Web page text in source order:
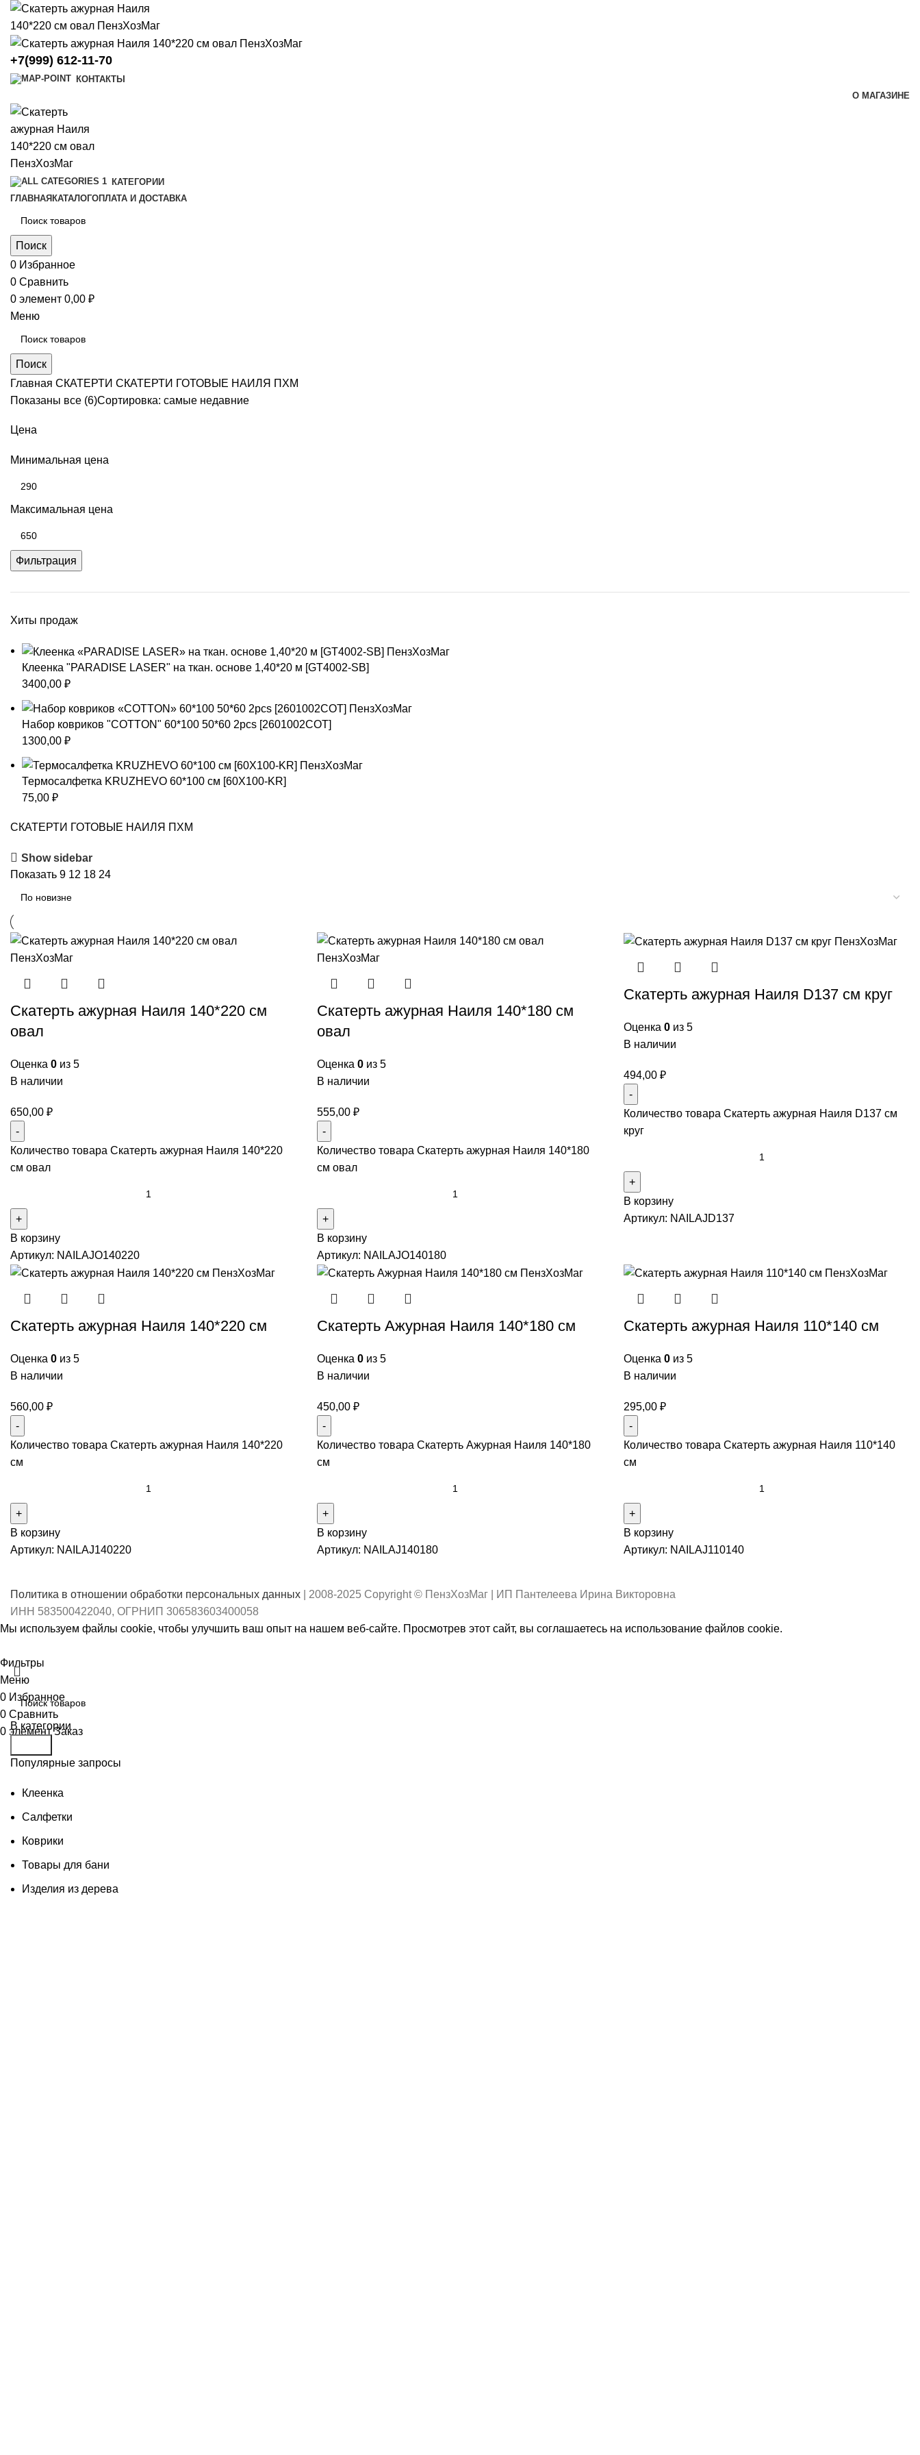
+7(999) 612-11-70
КОНТАКТЫ
О МАГАЗИНЕ
КАТЕГОРИИ
ГЛАВНАЯ КАТАЛОГОПЛАТА И ДОСТАВКА
Поиск
0 Избранное
0 Сравнить
0 элемент 0,00 ₽
Меню
Поиск
Главная СКАТЕРТИ СКАТЕРТИ ГОТОВЫЕ НАИЛЯ ПХМ
Показаны все (6)Сортировка: самые недавние
Цена
Минимальная цена
Максимальная цена
Фильтрация
Хиты продаж
Клеенка "PARADISE LASER" на ткан. основе 1,40*20 м [GT4002-SB]
3400,00 ₽
Набор ковриков "COTTON" 60*100 50*60 2pcs [2601002COT]
1300,00 ₽
Термосалфетка KRUZHEVO 60*100 см [60X100-KR]
75,00 ₽
СКАТЕРТИ ГОТОВЫЕ НАИЛЯ ПХМ
Show sidebar
Показать 9 12 18 24
Скатерть ажурная Наиля 140*220 см
овал
Оценка 0 из 5
В наличии
650,00 ₽
Количество товара Скатерть ажурная Наиля 140*220
см овал
В корзину
Артикул: NAILAJO140220
Скатерть ажурная Наиля 140*180 см
овал
Оценка 0 из 5
В наличии
555,00 ₽
Количество товара Скатерть ажурная Наиля 140*180
см овал
В корзину
Артикул: NAILAJO140180
Скатерть ажурная Наиля D137 см круг
Оценка 0 из 5
В наличии
494,00 ₽
Количество товара Скатерть ажурная Наиля D137 см
круг
В корзину
Артикул: NAILAJD137
Скатерть ажурная Наиля 140*220 см
Оценка 0 из 5
В наличии
560,00 ₽
Количество товара Скатерть ажурная Наиля 140*220
см
В корзину
Артикул: NAILAJ140220
Скатерть Ажурная Наиля 140*180 см
Оценка 0 из 5
В наличии
450,00 ₽
Количество товара Скатерть Ажурная Наиля 140*180
см
В корзину
Артикул: NAILAJ140180
Скатерть ажурная Наиля 110*140 см
Оценка 0 из 5
В наличии
295,00 ₽
Количество товара Скатерть ажурная Наиля 110*140
см
В корзину
Артикул: NAILAJ110140
Политика в отношении обработки персональных данных | 2008-2025 Copyright © ПензХозМаг | ИП Пантелеева Ирина Викторовна
ИНН 583500422040, ОГРНИП 306583603400058
Мы используем файлы cookie, чтобы улучшить ваш опыт на нашем веб-сайте. Просмотрев этот сайт, вы соглашаетесь на использование файлов cookie.
В категории
Популярные запросы
Клеенка
Салфетки
Коврики
Товары для бани
Изделия из дерева
Фильтры
Меню
0 Избранное
0 Сравнить
0 элемент Заказ